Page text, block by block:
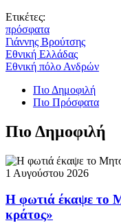
Ετικέτες:
πρόσφατα
Γιάννης Βρούτσης
Εθνική Ελλάδας
Εθνική πόλο Ανδρών
Πιο Δημοφιλή
Πιο Πρόσφατα
Πιο Δημοφιλή
1 Αυγούστου 2026
Η φωτιά έκαψε το
κράτος»